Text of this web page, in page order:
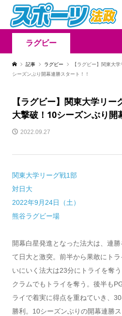
ラグビー
記事 ラグビー
【ラグビー】関東大
シーズンぶり開幕連勝スタート！！
【ラグビー】関東大学リ
大撃破！10シーズンぶり開
2022.09.27
関東大学リーグ戦1部
対日大
2022年9月24日（土）
熊谷ラグビー場
開幕白星発進となった法大は、連勝
て日大と激突。前半から果敢にトラ
いにいく法大は23分にトライを奪
クラムでもトライを奪う。後半も
ライで着実に得点を重ねていき、
勝利。10シーズンぶりの開幕連勝ス